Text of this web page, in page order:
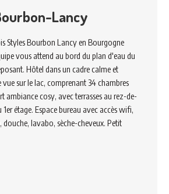
Lancy
Styles Bourbon Lancy en Bourgogne
vous attend au bord du plan d'eau du
Hôtel dans un cadre calme et
vue sur le lac, comprenant 34 chambres
ambiance cosy, avec terrasses au rez-de-
étage. Espace bureau avec accès wifi,
douche, lavabo, sèche-cheveux. Petit